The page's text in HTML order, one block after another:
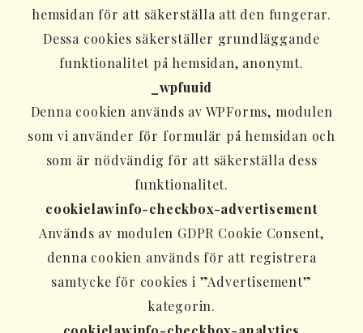
hemsidan för att säkerställa att den fungerar.
Dessa cookies säkerställer grundläggande
funktionalitet på hemsidan, anonymt.
_wpfuuid
Denna cookien används av WPForms, modulen
som vi använder för formulär på hemsidan och
som är nödvändig för att säkerställa dess
funktionalitet.
cookielawinfo-checkbox-advertisement
Används av modulen GDPR Cookie Consent,
denna cookien används för att registrera
samtycke för cookies i ”Advertisement”
kategorin.